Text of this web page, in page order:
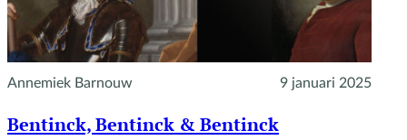
Annemiek Barnouw 9 januari 2025
Bentinck, Bentinck & Bentinck